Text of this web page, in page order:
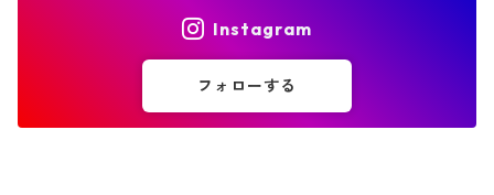
Instagram
フォローする